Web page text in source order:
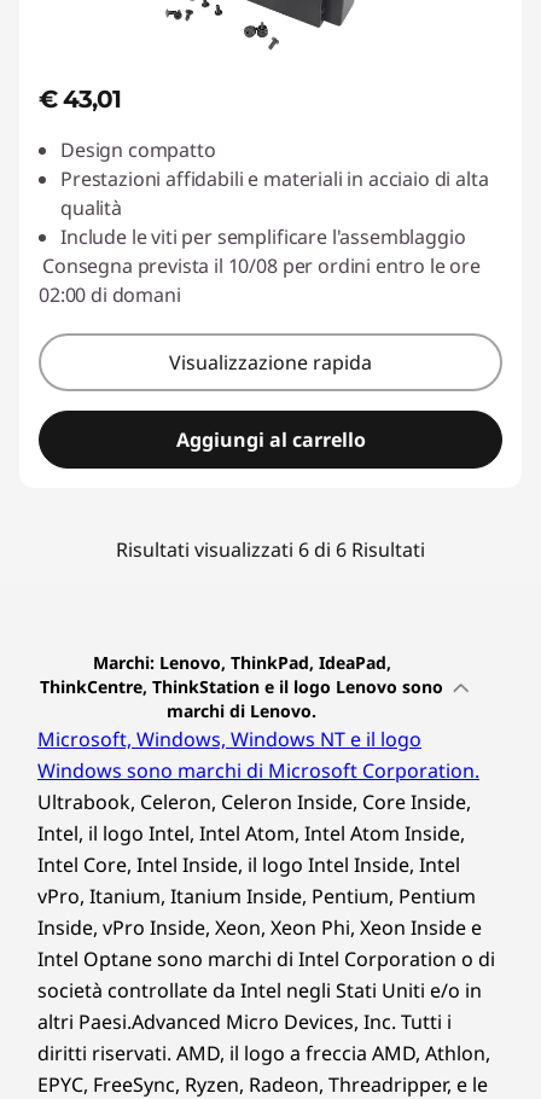
€ 43,01
Design compatto
Prestazioni affidabili e materiali in acciaio di alta
qualità
Include le viti per semplificare l'assemblaggio
Consegna prevista il 10/08 per ordini entro le ore
02:00 di domani
Visualizzazione rapida
Aggiungi al carrello
Risultati visualizzati 6 di 6 Risultati
Marchi: Lenovo, ThinkPad, IdeaPad,
ThinkCentre, ThinkStation e il logo Lenovo sono
marchi di Lenovo.
Microsoft, Windows, Windows NT e il logo
Windows sono marchi di Microsoft Corporation.
Ultrabook, Celeron, Celeron Inside, Core Inside,
Intel, il logo Intel, Intel Atom, Intel Atom Inside,
Intel Core, Intel Inside, il logo Intel Inside, Intel
vPro, Itanium, Itanium Inside, Pentium, Pentium
Inside, vPro Inside, Xeon, Xeon Phi, Xeon Inside e
Intel Optane sono marchi di Intel Corporation o di
società controllate da Intel negli Stati Uniti e/o in
altri Paesi.Advanced Micro Devices, Inc. Tutti i
diritti riservati. AMD, il logo a freccia AMD, Athlon,
EPYC, FreeSync, Ryzen, Radeon, Threadripper, e le